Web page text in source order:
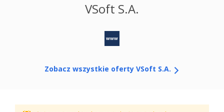
VSoft S.A.
www
Zobacz wszystkie oferty VSoft S.A.